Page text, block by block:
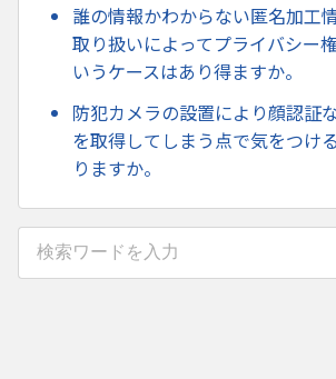
誰の情報かわからない匿名加工
取り扱いによってプライバシー
いうケースはあり得ますか。
防犯カメラの設置により顔認証
を取得してしまう点で気をつけ
りますか。